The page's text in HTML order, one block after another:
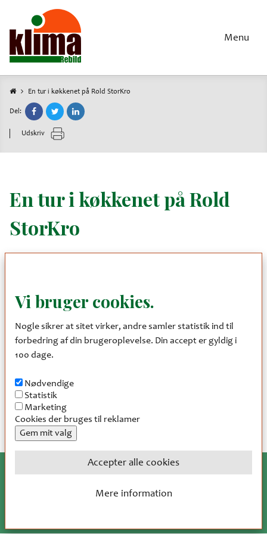
hovedindhold
Menu
Brødkrumme
En tur i køkkenet på Rold StorKro
Del:
Udskriv
En tur i køkkenet på Rold
StorKro
Mød ind kl. 10.00 og deltag i det forefaldende arbejde i vores
køkken, og inviter din mand/kone med til middagen kl. 18.00 i
panoramarestauranten.
Enhver som måtte være interesseret i at se, hvordan man
arbejder i et storkøkken og har lyst til at få gode ideer til egne
retter fremover
Vi bruger cookies.
Nogle sikrer at sitet virker, andre samler statistik ind til
forbedring af din brugeroplevelse. Din accept er gyldig i
100 dage.
Nødvendige
Statistik
Marketing
Cookies der bruges til reklamer
Gem mit valg
Accepter alle cookies
Træk samtykke tilbage
Mere information